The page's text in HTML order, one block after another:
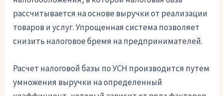
рассчитывается на основе выручки от реализации
товаров и услуг. Упрощенная система позволяет
снизить налоговое бремя на предпринимателей.
Расчет налоговой базы по УСН производится путем
умножения выручки на определенный